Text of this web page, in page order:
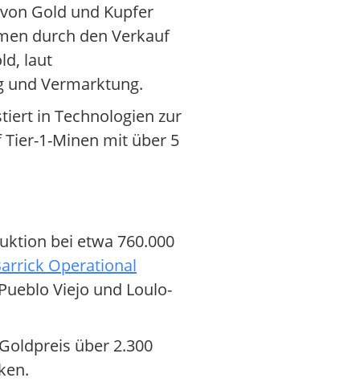
Gold und Kupfer
durch den Verkauf
laut
und Vermarktung.
in Technologien zur
1-Minen mit über 5
bei etwa 760.000
Operational
Viejo und Loulo-
über 2.300